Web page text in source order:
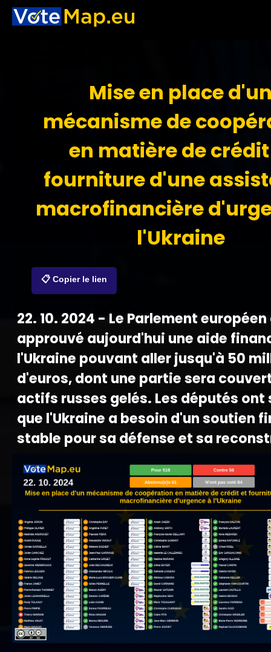
Mise en place
mécanisme de
en matière de
fourniture d'une
macrofinancière
l'Ukraine
📋 Copier le lien
22. 10. 2024 - Le Parlement européen
approuvé aujourd'hui une aide
l'Ukraine pouvant aller jusqu'à 50
d'euros, dont une partie sera
actifs russes gelés. Les députés ont
que l'Ukraine a besoin d'un soutien
stable pour sa défense et sa